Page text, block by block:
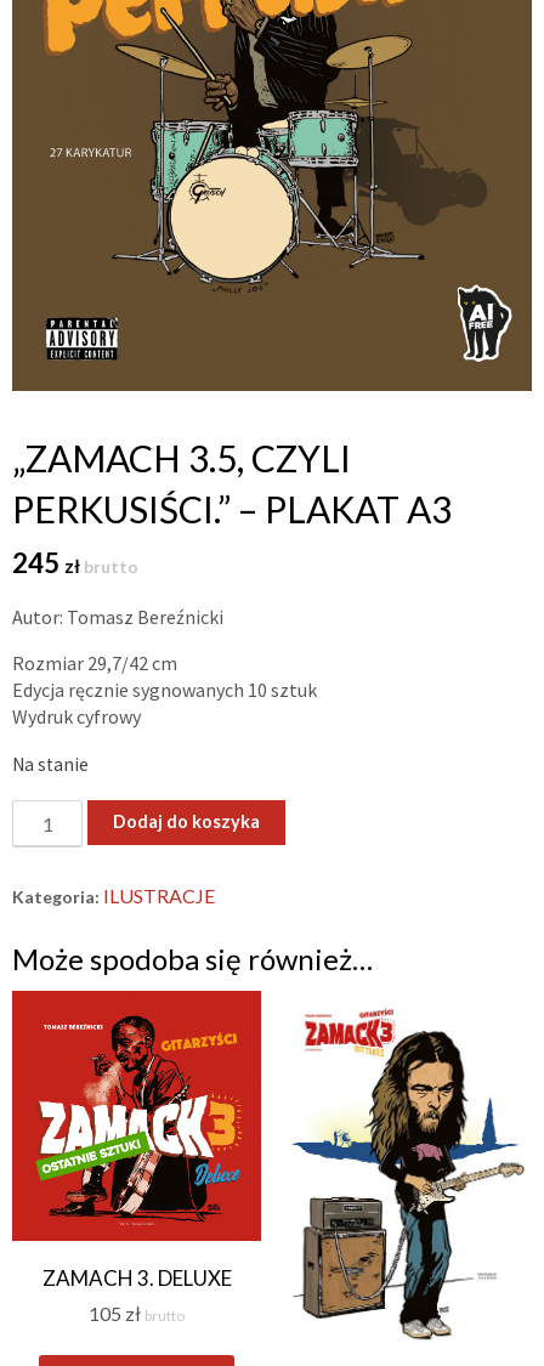
„ZAMACH 3.5, CZYLI
PERKUSIŚCI.” – PLAKAT A3
245 zł brutto
Autor: Tomasz Bereźnicki
Rozmiar 29,7/42 cm
Edycja ręcznie sygnowanych 10 sztuk
Wydruk cyfrowy
Na stanie
„Zamach
czyli
–
plakat
Dodaj do koszyka
Kategoria: ILUSTRACJE
Może spodoba się również…
ZAMACH 3. DELUXE
105 zł brutto